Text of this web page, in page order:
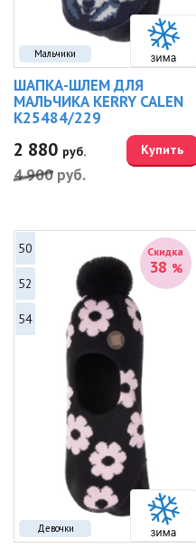
Мальчики
ШАПКА-ШЛЕМ ДЛЯ
МАЛЬЧИКА KERRY CALEN
K25484/229
2 880 руб.
4 900 руб.
Купить
Девочки
Скидка
38 %
50
52
54